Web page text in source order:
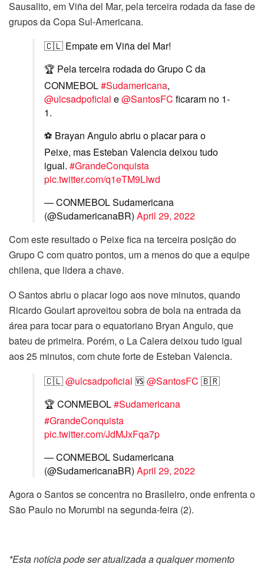
Sausalito, em Viña del Mar, pela terceira rodada da fase de
grupos da Copa Sul-Americana.
🇨🇱 Empate em Viña del Mar!
🏆 Pela terceira rodada do Grupo C da
CONMEBOL#Sudamericana,
@ulcsadpoficial e@SantosFC ficaram no 1-
1.
⚽ Brayan Angulo abriu o placar para o
Peixe, mas Esteban Valencia deixou tudo
igual. #GrandeConquista
pic.twitter.com/q1eTM9LIwd
— CONMEBOL Sudamericana
(@SudamericanaBR) April 29, 2022
Com este resultado o Peixe fica na terceira posição do
Grupo C com quatro pontos, um a menos do que a equipe
chilena, que lidera a chave.
O Santos abriu o placar logo aos nove minutos, quando
Ricardo Goulart aproveitou sobra de bola na entrada da
área para tocar para o equatoriano Bryan Angulo, que
bateu de primeira. Porém, o La Calera deixou tudo igual
aos 25 minutos, com chute forte de Esteban Valencia.
🇨🇱@ulcsadpoficial 🆚@SantosFC 🇧🇷
🏆 CONMEBOL#Sudamericana
#GrandeConquista
pic.twitter.com/JdMJxFqa7p
— CONMEBOL Sudamericana
(@SudamericanaBR) April 29, 2022
Agora o Santos se concentra no Brasileiro, onde enfrenta o
São Paulo no Morumbi na segunda-feira (2).
*Esta notícia pode ser atualizada a qualquer momento